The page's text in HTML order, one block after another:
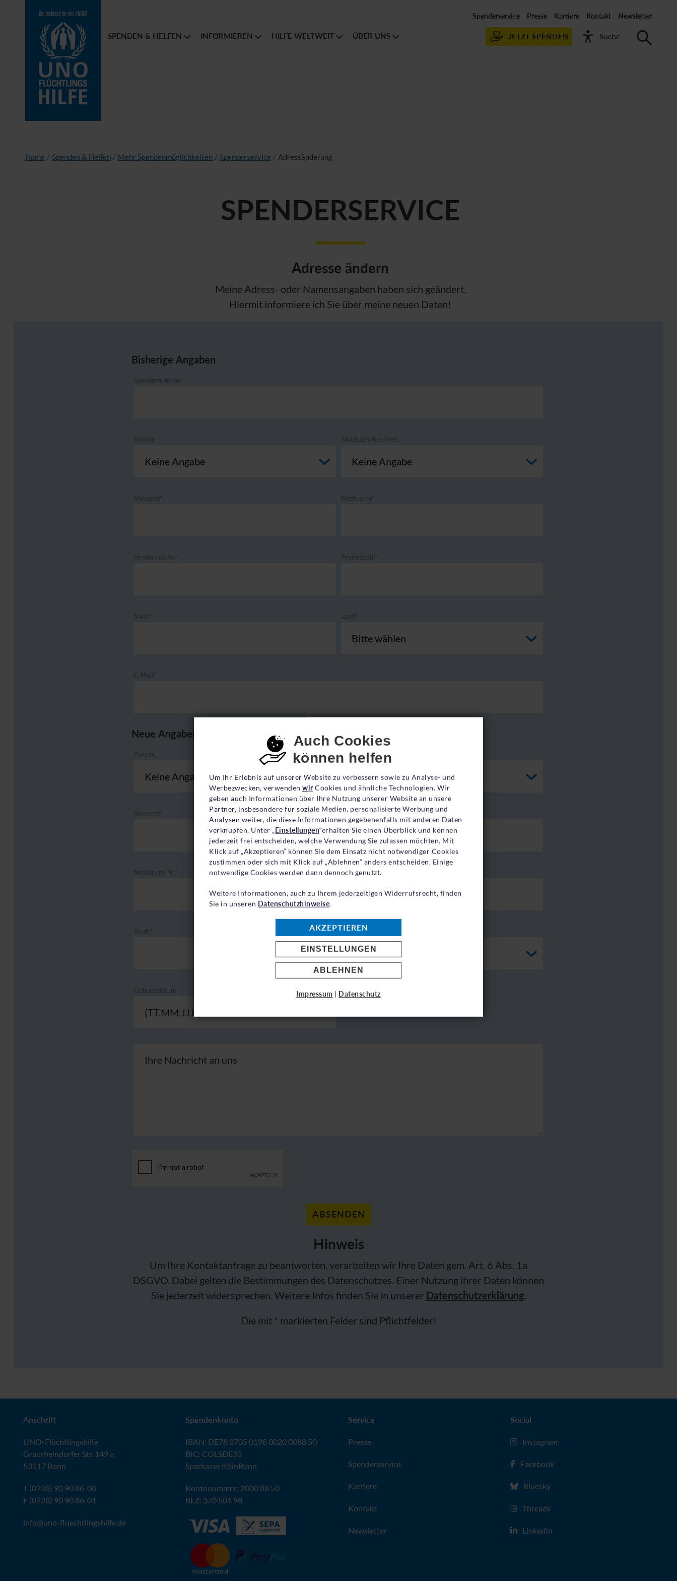
Consent-Einstellungen
Auch Cookies
können helfen
Um Ihr Erlebnis auf unserer Website zu verbessern sowie zu Analyse- und
Werbezwecken, verwenden wir Cookies und ähnliche Technologien. Wir
geben auch Informationen über Ihre Nutzung unserer Website an unsere
Partner, insbesondere für soziale Medien, personalisierte Werbung und
Analysen weiter, die diese Informationen gegebenenfalls mit anderen Daten
verknüpfen. Unter „Einstellungen“erhalten Sie einen Überblick und können
jederzeit frei entscheiden, welche Verwendung Sie zulassen möchten. Mit
Klick auf „Akzeptieren“ können Sie dem Einsatz nicht notwendiger Cookies
zustimmen oder sich mit Klick auf „Ablehnen“ anders entscheiden. Einige
notwendige Cookies werden dann dennoch genutzt.
Weitere Informationen, auch zu Ihrem jederzeitigen Widerrufsrecht, finden
Sie in unseren Datenschutzhinweise.
AKZEPTIEREN
EINSTELLUNGEN
ABLEHNEN
Impressum | Datenschutz
Spenderservice Presse Karriere Kontakt Newsletter
JETZT SPENDEN
SPENDEN & HELFEN INFORMIEREN HILFE WELTWEIT ÜBER UNS
Home / Spenden & Helfen / Mehr Spendenmöglichkeiten / Spenderservice / Adressänderung
SPENDERSERVICE
Adresse ändern
Meine Adress- oder Namensangaben haben sich geändert.
Hiermit informiere ich Sie über meine neuen Daten!
Spendernummer
Bisherige Angaben
Anrede Akademischer Titel
Vorname* Nachname*
Straße und Nr.* Postleitzahl*
Stadt* Land*
E-Mail*
Neue Angaben
Anrede Akademischer Titel
Vorname* Nachname*
Straße und Nr.* Postleitzahl*
Stadt* Land*
Geburtsdatum
Hinweis
Um Ihre Kontaktanfrage zu beantworten, verarbeiten wir Ihre Daten gem. Art. 6 Abs. 1a
DSGVO. Dabei gelten die Bestimmungen des Datenschutzes. Einer Nutzung ihrer Daten können
Sie jederzeit widersprechen. Weitere Infos finden Sie in unserer Datenschutzerklärung
Die mit * markierten Felder sind Pflichtfelder!
Anschrift
UNO-Flüchtlingshilfe
Graurheindorfer Str. 149 a
53117 Bonn
T (0228) 90 90 86-00
F (0228) 90 90 86-01
info@uno-fluechtlingshilfe.de
Spendenkonto
IBAN: DE78 3705 0198 0020 0088 50
BIC: COLSDE33
Sparkasse KölnBonn
Kontonummer: 2000 88 50
BLZ: 370 501 98
Service
Presse
Spenderservice
Karriere
Kontakt
Newsletter
Social
Instagram
Facebook
Bluesky
Threads
LinkedIn